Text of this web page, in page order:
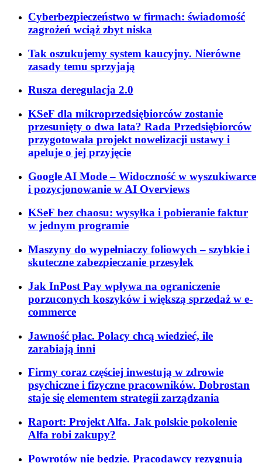
Cyberbezpieczeństwo w firmach: świadomość
zagrożeń wciąż zbyt niska
Tak oszukujemy system kaucyjny. Nierówne
zasady temu sprzyjają
Rusza deregulacja 2.0
KSeF dla mikroprzedsiębiorców zostanie
przesunięty o dwa lata? Rada Przedsiębiorców
przygotowała projekt nowelizacji ustawy i
apeluje o jej przyjęcie
Google AI Mode – Widoczność w wyszukiwarce
i pozycjonowanie w AI Overviews
KSeF bez chaosu: wysyłka i pobieranie faktur
w jednym programie
Maszyny do wypełniaczy foliowych – szybkie i
skuteczne zabezpieczanie przesyłek
Jak InPost Pay wpływa na ograniczenie
porzuconych koszyków i większą sprzedaż w e-
commerce
Jawność płac. Polacy chcą wiedzieć, ile
zarabiają inni
Firmy coraz częściej inwestują w zdrowie
psychiczne i fizyczne pracowników. Dobrostan
staje się elementem strategii zarządzania
Raport: Projekt Alfa. Jak polskie pokolenie
Alfa robi zakupy?
Powrotów nie będzie. Pracodawcy rezygnują